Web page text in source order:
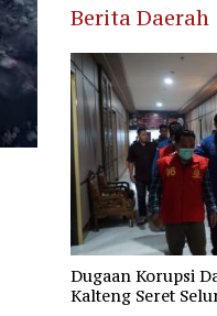
Berita Daerah
Dugaan Korupsi
Kalteng Seret